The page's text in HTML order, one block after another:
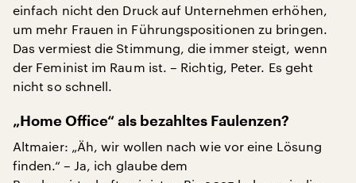
einfach nicht den Druck auf Unternehmen erhöhen,
um mehr Frauen in Führungspositionen zu bringen.
Das vermiest die Stimmung, die immer steigt, wenn
der Feminist im Raum ist. – Richtig, Peter. Es geht
nicht so schnell.
„Home Office“ als bezahltes Faulenzen?
Altmaier: „Äh, wir wollen nach wie vor eine Lösung
finden.“ – Ja, ich glaube dem